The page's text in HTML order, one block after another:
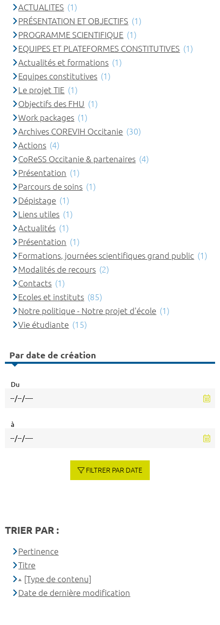
ACTUALITES (1)
PRÉSENTATION ET OBJECTIFS (1)
PROGRAMME SCIENTIFIQUE (1)
EQUIPES ET PLATEFORMES CONSTITUTIVES (1)
Actualités et formations (1)
Equipes constitutives (1)
Le projet TIE (1)
Objectifs des FHU (1)
Work packages (1)
Archives COREVIH Occitanie (30)
Actions (4)
CoReSS Occitanie & partenaires (4)
Présentation (1)
Parcours de soins (1)
Dépistage (1)
Liens utiles (1)
Actualités (1)
Présentation (1)
Formations, journées scientifiques grand public (1)
Modalités de recours (2)
Contacts (1)
Ecoles et instituts (85)
Notre politique - Notre projet d'école (1)
Vie étudiante (15)
Par date de création
Du
à
FILTRER PAR DATE
TRIER PAR :
Pertinence
Titre
[Type de contenu]
Date de dernière modification